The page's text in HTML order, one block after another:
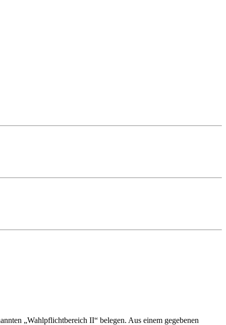
„Wahlpflichtbereich II“ belegen. Aus einem gegebenen